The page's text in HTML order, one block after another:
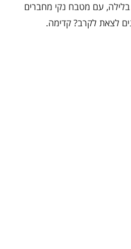
בלילה, עם מטבח נקי מחברים
לצאת לקרב? קדימה.